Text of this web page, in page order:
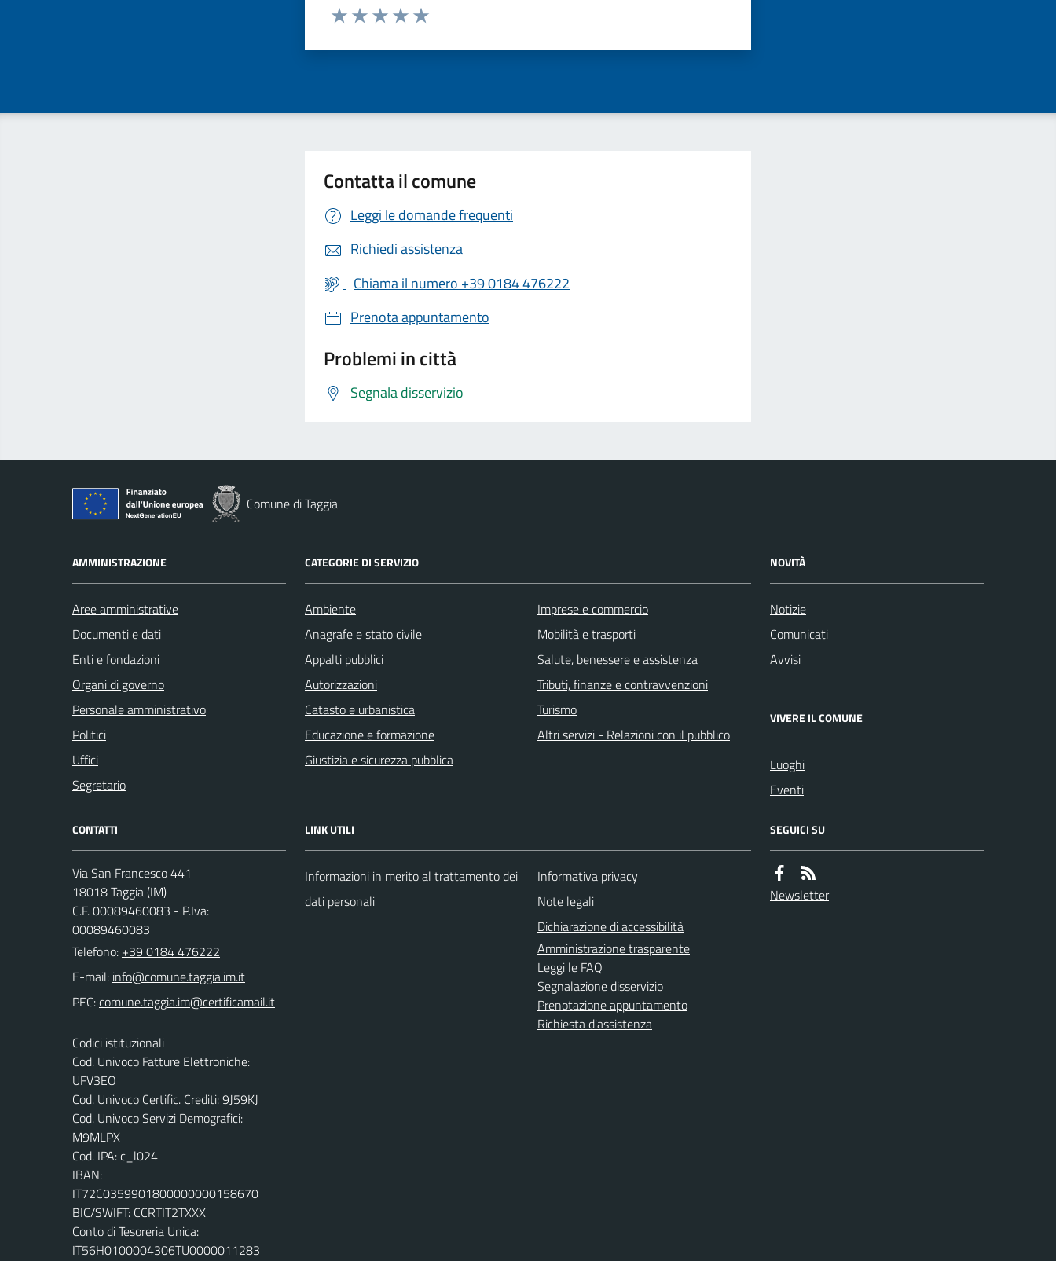
Valuta da 1 a 5 stelle la pagina
Contatta il comune
Leggi le domande frequenti
Richiedi assistenza
Chiama il numero +39 0184 476222
Prenota appuntamento
Problemi in città
Segnala disservizio
Comune di Taggia
AMMINISTRAZIONE
Aree amministrative
Documenti e dati
Enti e fondazioni
Organi di governo
Personale amministrativo
Politici
Uffici
Segretario
CATEGORIE DI SERVIZIO
Ambiente
Anagrafe e stato civile
Appalti pubblici
Autorizzazioni
Catasto e urbanistica
Educazione e formazione
Giustizia e sicurezza pubblica
Imprese e commercio
Mobilità e trasporti
Salute, benessere e assistenza
Tributi, finanze e contravvenzioni
Turismo
Altri servizi - Relazioni con il pubblico
NOVITÀ
Notizie
Comunicati
Avvisi
VIVERE IL COMUNE
Luoghi
Eventi
CONTATTI
Via San Francesco 441
18018 Taggia (IM)
C.F. 00089460083 - P.Iva:
00089460083
Telefono: +39 0184 476222
E-mail:
PEC:
Codici istituzionali
Cod. Univoco Fatture Elettroniche:
UFV3EO
Cod. Univoco Certific. Crediti: 9J59KJ
Cod. Univoco Servizi Demografici:
M9MLPX
Cod. IPA: c_l024
IBAN:
IT72C0359901800000000158670
BIC/SWIFT: CCRTIT2TXXX
Conto di Tesoreria Unica:
IT56H0100004306TU0000011283
LINK UTILI
Informazioni in merito al trattamento dei
dati personali
Informativa privacy
Note legali
Dichiarazione di accessibilità
Amministrazione trasparente
Leggi le FAQ
Segnalazione disservizio
Prenotazione appuntamento
Richiesta d'assistenza
SEGUICI SU
Newsletter